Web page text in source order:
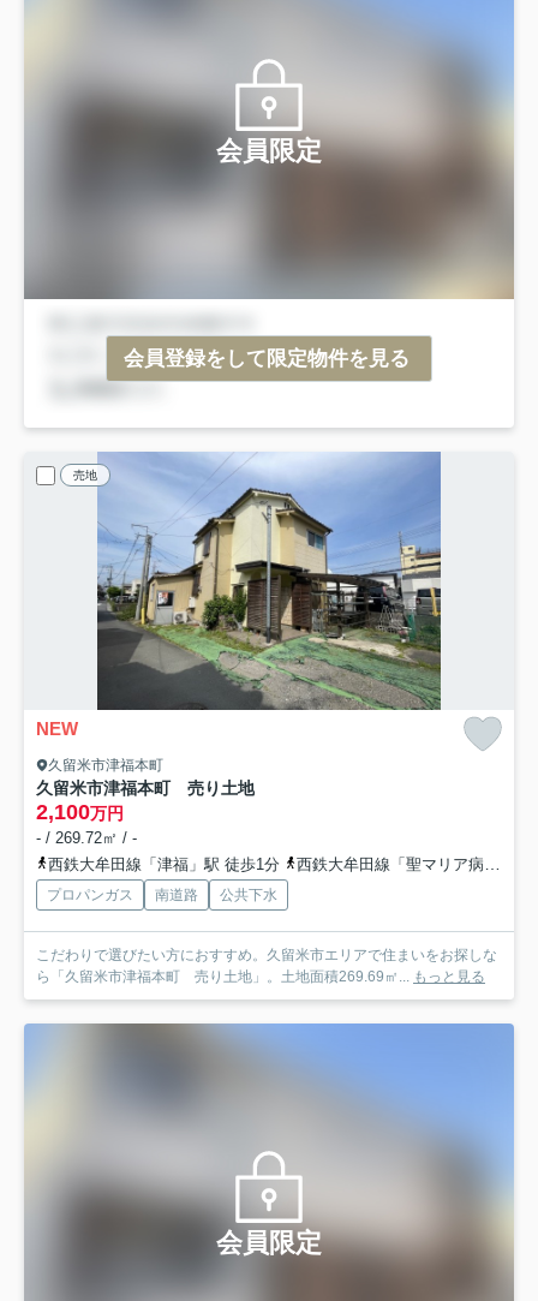
会員限定
会員登録をして限定物件を見る
売地
NEW
久留米市津福本町
久留米市津福本町 売り土地
2,100万円
- / 269.72㎡ / -
西鉄大牟田線「津福」駅 徒歩1分
西鉄大牟田線「聖マリア病院前」駅 徒歩20分
プロパンガス 南道路 公共下水
こだわりで選びたい方におすすめ。久留米市エリアで住まいをお探しな
ら「久留米市津福本町 売り土地」。土地面積269.69㎡... もっと見る
会員限定